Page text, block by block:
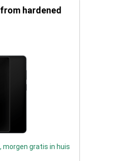
hardened
morgen gratis in huis